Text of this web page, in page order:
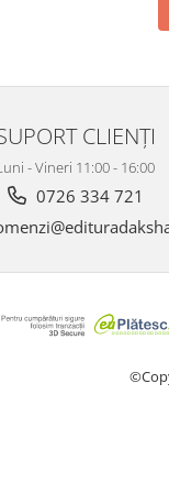
CLIENȚI
- Vineri 11:00 - 16:00
0726 334 721